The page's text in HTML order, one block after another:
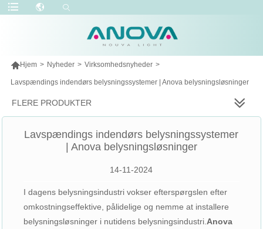
Hjem > Nyheder > Virksomhedsnyheder >
Lavspændings indendørs belysningssystemer | Anova belysningsløsninger
FLERE PRODUKTER
Lavspændings indendørs belysningssystemer
| Anova belysningsløsninger
14-11-2024
I dagens belysningsindustri vokser efterspørgslen efter
omkostningseffektive, pålidelige og nemme at installere
belysningsløsninger i nutidens belysningsindustri. Anova